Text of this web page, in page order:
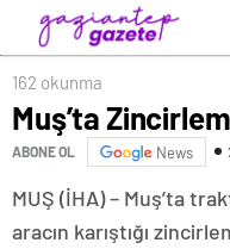
162 okunma
Muş’ta
ABONE OL News
MUŞ (İHA) – Muş’ta
aracın karıştığı